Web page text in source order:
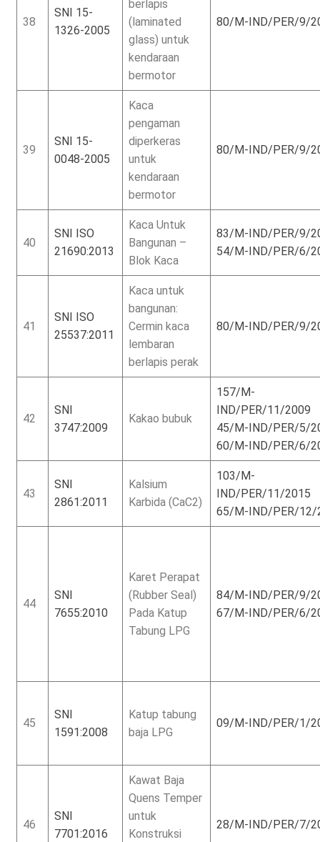
38
SNI 15-
1326-2005
berlapis
(laminated
glass) untuk
kendaraan
bermotor
80/M-IND/PER/9/
39
SNI 15-
0048-2005
Kaca
pengaman
diperkeras
untuk
kendaraan
bermotor
80/M-IND/PER/9/
40
SNI ISO
21690:2013
Kaca Untuk
Bangunan –
Blok Kaca
83/M-IND/PER/9/
54/M-IND/PER/6/
41
SNI ISO
25537:2011
Kaca untuk
bangunan:
Cermin kaca
lembaran
berlapis perak
80/M-IND/PER/9/
42
SNI
3747:2009
Kakao bubuk
157/M-
IND/PER/11/2009
45/M-IND/PER/5/
60/M-IND/PER/6/
43
SNI
2861:2011
Kalsium
Karbida (CaC2)
103/M-
IND/PER/11/2015
65/M-IND/PER/12/
44
SNI
7655:2010
Karet Perapat
(Rubber Seal)
Pada Katup
Tabung LPG
84/M-IND/PER/9/
67/M-IND/PER/6/
45
SNI
1591:2008
Katup tabung
baja LPG
09/M-IND/PER/1/
46
SNI
7701:2016
Kawat Baja
Quens Temper
untuk
Konstruksi
28/M-IND/PER/7/